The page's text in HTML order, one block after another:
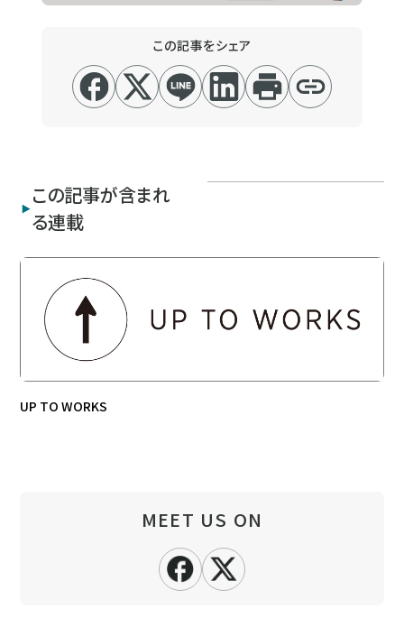
この記事をシェア
この記事が含まれ
る連載
UP TO WORKS
MEET US ON